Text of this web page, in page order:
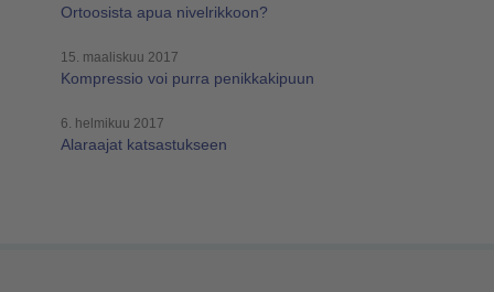
Ortoosista apua nivelrikkoon?
15. maaliskuu 2017
Kompressio voi purra penikkakipuun
6. helmikuu 2017
Alaraajat katsastukseen